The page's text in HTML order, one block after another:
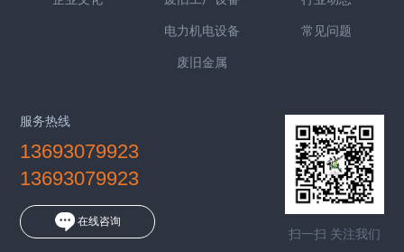
电力机电设备
废旧金属
常见问题
扫一扫 关注我们
服务热线
13693079923
13693079923
在线咨询